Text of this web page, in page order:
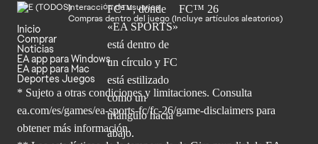
Interacción de usuarios
Compras dentro del juego (Incluye artículos aleatorios)
Inicio
Comprar
Noticias
EA app para Windows
EA app para Mac
Deportes Juegos
* Sujeto a otras condiciones y limitaciones. Consulta
ea.com/es/games/ea-sports-fc/fc-26/game-disclaimers para
obtenermás información.